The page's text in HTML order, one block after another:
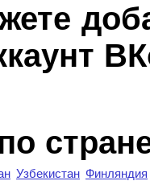
Узбекистан Финляндия